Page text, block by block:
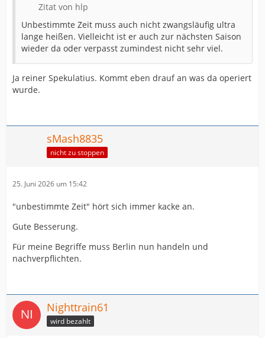
Zitat von hlp
Unbestimmte Zeit muss auch nicht zwangsläufig ultra
lange heißen. Vielleicht ist er auch zur nächsten Saison
wieder da oder verpasst zumindest nicht sehr viel.
Ja reiner Spekulatius. Kommt eben drauf an was da operiert
wurde.
sMash8835
nicht zu stoppen
25. Juni 2026 um 15:42
"unbestimmte Zeit" hört sich immer kacke an.
Gute Besserung.
Für meine Begriffe muss Berlin nun handeln und
nachverpflichten.
Nighttrain61
wird bezahlt